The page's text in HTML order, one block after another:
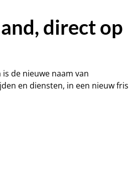
direct op
de nieuwe naam van
en diensten, in een nieuw fris